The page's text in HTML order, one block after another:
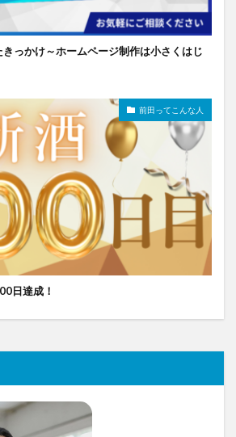
っかけ～ホームページ制作は小さくはじ
前田ってこんな人
日達成！